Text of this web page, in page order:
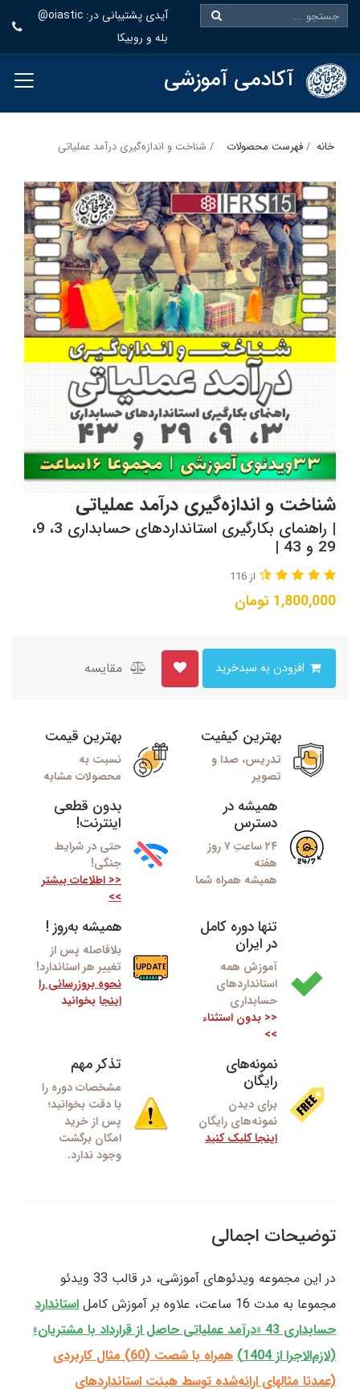
@oiastic :آیدی پشتیبانی در
بله و روبیکا
آکادمی آموزشی
خانه فهرست محصولات شناخت و اندازه‌گیری درآمد عملیاتی
شناخت و اندازه‌گیری درآمد عملیاتی
| راهنمای بکارگیری استانداردهای حسابداری 3، 9،
29 و 43 |
از 116
1,800,000 تومان
مقایسه
بهترین کیفیت
تدریس، صدا و
تصویر
بهترین قیمت
نسبت به
محصولات مشابه
همیشه در
دسترس
۲۴ ساعتِ ۷ روز
هفته
همیشه همراه شما
بدون قطعی
اینترنت!
حتی در شرایط
جنگی!
<< اطلاعات بیشتر
>>
تنها دوره کامل
در ایران
آموزش همه
استانداردهای
حسابداری
<< بدون استثناء
>>
همیشه به‌روز !
بلافاصله پس از
تغییر هر استاندارد!
نحوه بروزرسانی را
اینجا بخوانید
نمونه‌های
رایگان
برای دیدن
نمونه‌های رایگان
اینجا کلیک کنید
تذکر مهم
مشخصات دوره را
با دقت بخوانید؛
پس از خرید
امکان برگشت
وجود ندارد.
توضیحات اجمالی
در این مجموعه ویدئوهای آموزشی، در قالب 33 ویدئو
مجموعا به مدت 16 ساعت، علاوه بر آموزش کامل
استاندارد
حسابداری 43 «درآمد عملیاتی حاصل از قرارداد با مشتریان»
(لازم‌الاجرا از 1404)
همراه با شصت (60) مثال کاربردی
(عمدتا مثالهای ارائه‌شده توسط هیئت استانداردهای